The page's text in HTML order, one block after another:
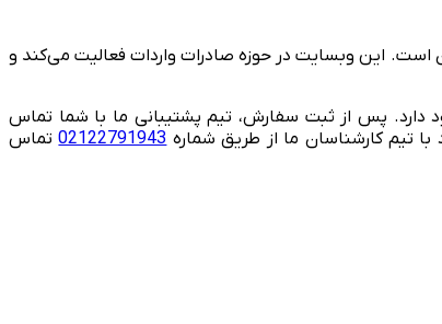
است. این وبسایت در حوزه صادرات واردات فعالیت می‌کند و
پس از ثبت سفارش، تیم پشتیبانی ما با شما تماس
با تیم کارشناسان ما از طریق شماره02122791943تماس